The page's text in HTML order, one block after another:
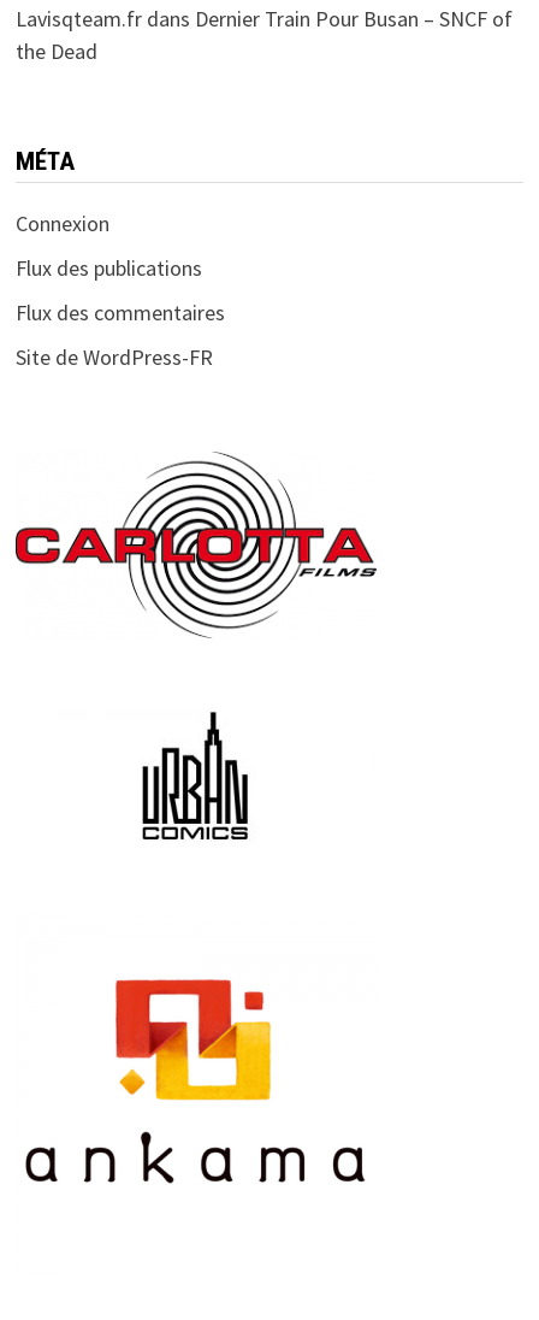
Lavisqteam.frdans Dernier Train Pour Busan – SNCF of
the Dead
MÉTA
Connexion
Flux des publications
Flux des commentaires
Site de WordPress-FR